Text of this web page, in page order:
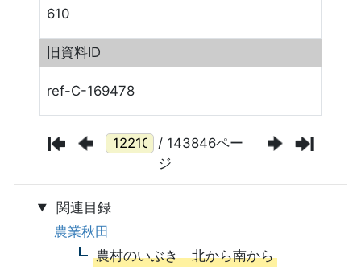
610
旧資料ID
ref-C-169478
/ 143846ペー
ジ
関連目録
農業秋田
農村のいぶき 北から南から